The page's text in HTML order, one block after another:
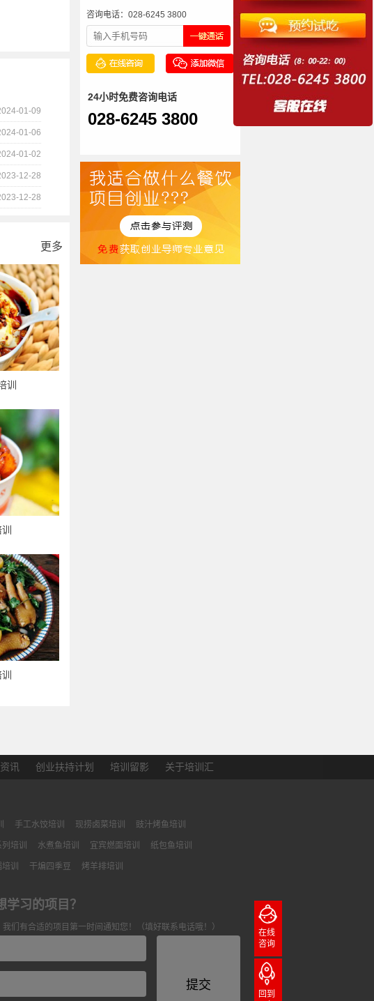
咨询电话：028-6245 3800
24小时免费咨询电话
028-6245 3800
01-09
01-06
01-02
12-28
12-28
更多
训
讯 创业扶持计划 培训留影 关于培训汇
手工水饺培训 现捞卤菜培训 豉汁烤鱼培训
培训 水煮鱼培训 宜宾燃面培训 纸包鱼培训
训 干煸四季豆 烤羊排培训
学习的项目？
们有合适的项目第一时间通知您！（填好联系电话哦！）
在线
咨询
回到